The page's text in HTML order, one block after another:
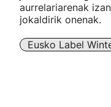
aurrelariarenak
jokaldirik onenak.
Eusko Label